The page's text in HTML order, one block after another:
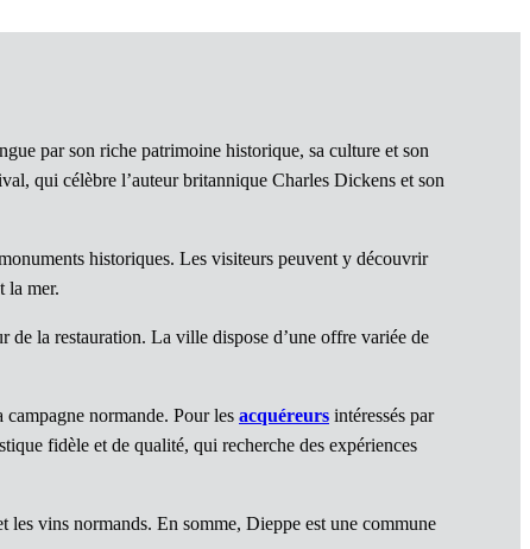
par son riche patrimoine historique, sa culture et son
qui célèbre l’auteur britannique Charles Dickens et son
historiques. Les visiteurs peuvent y découvrir
la mer.
de la restauration. La ville dispose d’une offre variée de
normande. Pour les acquéreurs intéressés par
fidèle et de qualité, qui recherche des expériences
vins normands. En somme, Dieppe est une commune